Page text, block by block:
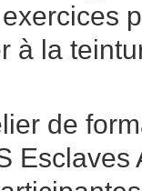
à la
de
Esclaves